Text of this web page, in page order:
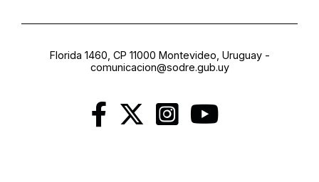
Florida 1460, CP 11000 Montevideo, Uruguay-
comunicacion@sodre.gub.uy